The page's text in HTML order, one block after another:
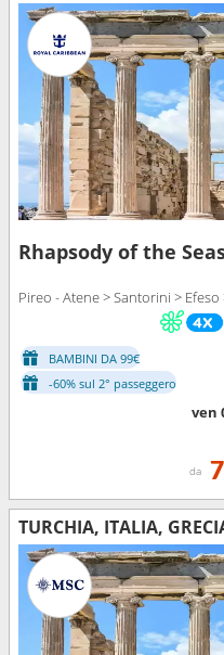
Rhapsody of the
Pireo - Atene > Santorini >
BAMBINI DA 99€
-60% sul 2° passeggero
ven
da
TURCHIA, ITALIA,